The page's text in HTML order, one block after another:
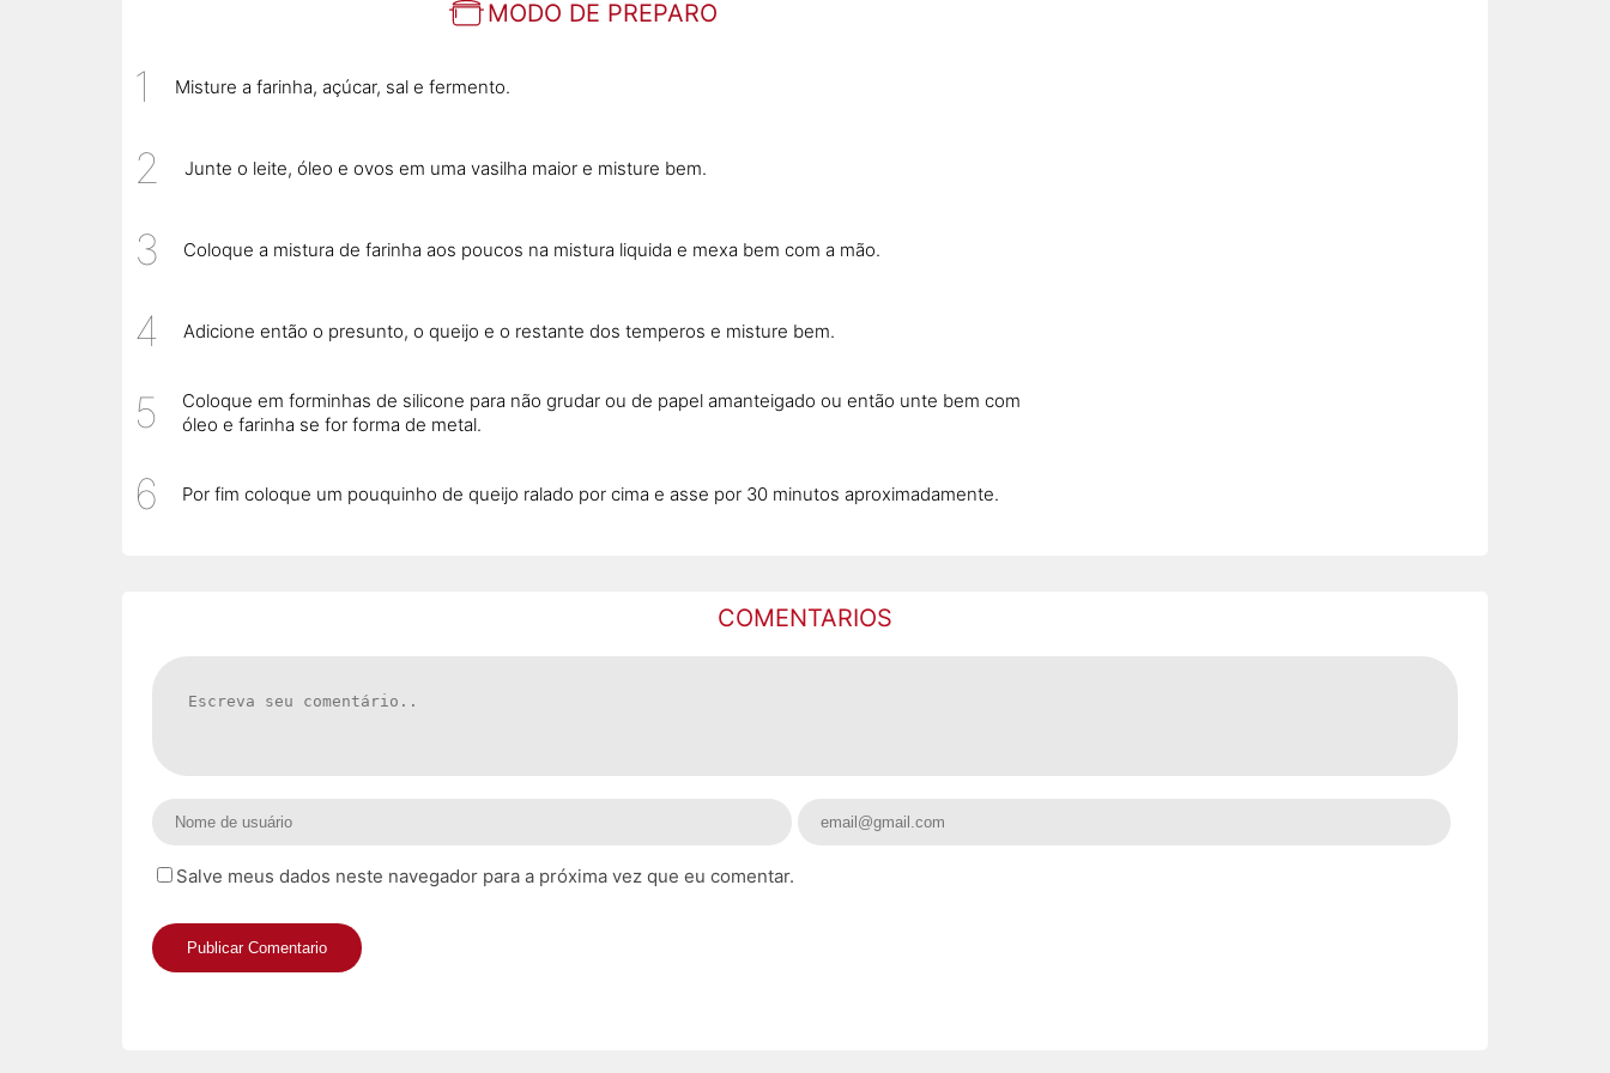
MODO DE PREPARO
Misture a farinha, açúcar, sal e fermento.
Junte o leite, óleo e ovos em uma vasilha maior e misture bem.
Coloque a mistura de farinha aos poucos na mistura liquida e mexa bem com a mão.
Adicione então o presunto, o queijo e o restante dos temperos e misture bem.
Coloque em forminhas de silicone para não grudar ou de papel amanteigado ou então unte bem com
óleo e farinha se for forma de metal.
Por fim coloque um pouquinho de queijo ralado por cima e asse por 30 minutos aproximadamente.
COMENTARIOS
Salve meus dados neste navegador para a próxima vez que eu comentar.